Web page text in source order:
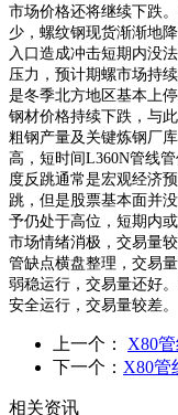
市场价格还将继续下跌
少，螺纹钢现货渐渐地
入口造成冲击短期内没
压力，预计期螺市场持
是冬季北方地区基本上
钢材价格持续下跌，与
粗钢产量及关键炼钢厂
高，短时间L360N管线
度反跳通常是宏观经济
跳，但是股票基本面并
予仍处于高位，短期内
市场情绪消极，交易量
管缺点横盘整理，交易
弱稳运行，交易量还好
安全运行，交易量较差。
上一个： X80
下一个： X80管
相关资讯